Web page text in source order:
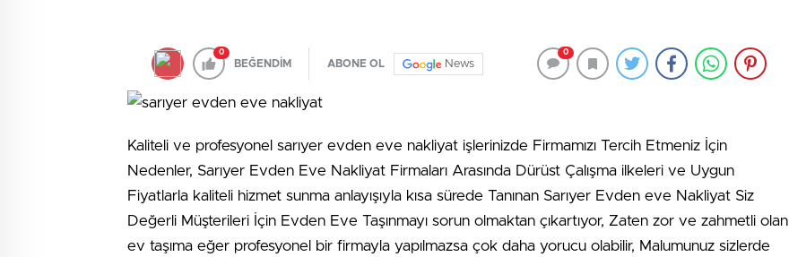
0
BEĞENDİM ABONE OL News
0
Kaliteli ve profesyonel sarıyer evden eve nakliyat işlerinizde Firmamızı Tercih Etmeniz İçin
Nedenler, Sarıyer Evden Eve Nakliyat Firmaları Arasında Dürüst Çalışma ilkeleri ve Uygun
Fiyatlarla kaliteli hizmet sunma anlayışıyla kısa sürede Tanınan Sarıyer Evden eve Nakliyat Siz
Değerli Müşterileri İçin Evden Eve Taşınmayı sorun olmaktan çıkartıyor, Zaten zor ve zahmetli olan
ev taşıma eğer profesyonel bir firmayla yapılmazsa çok daha yorucu olabilir, Malumunuz sizlerde